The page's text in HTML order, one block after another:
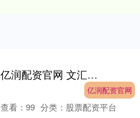
亿润配资官网 文汇海报｜万马奔腾入街巷，艺术装置融合古今打造城市新年视觉盛宴
亿润配资官网
查看：99 分类： 股票配资平台